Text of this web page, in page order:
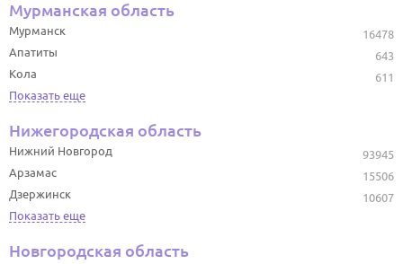
Мурманская область
16478
Мурманск
643
Апатиты
611
Кола
Показать еще
Нижегородская область
93945
Нижний Новгород
15506
Арзамас
10607
Дзержинск
Показать еще
Новгородская область